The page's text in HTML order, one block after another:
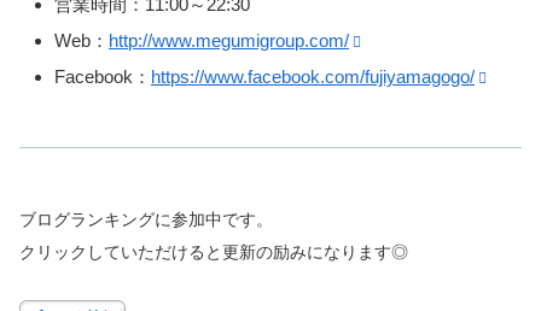
営業時間：11:00～22:30
Web： http://www.megumigroup.com/
Facebook： https://www.facebook.com/fujiyamagogo/
ブログランキングに参加中です。
クリックしていただけると更新の励みになります◎